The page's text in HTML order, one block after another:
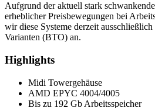
Aufgrund der aktuell stark
erheblicher Preisbewegungen bei
wir diese Systeme derzeit
Varianten (BTO) an.
Highlights
Midi Towergehäuse
AMD EPYC 4004/4005
Bis zu 192 Gb Arbeitsspeicher